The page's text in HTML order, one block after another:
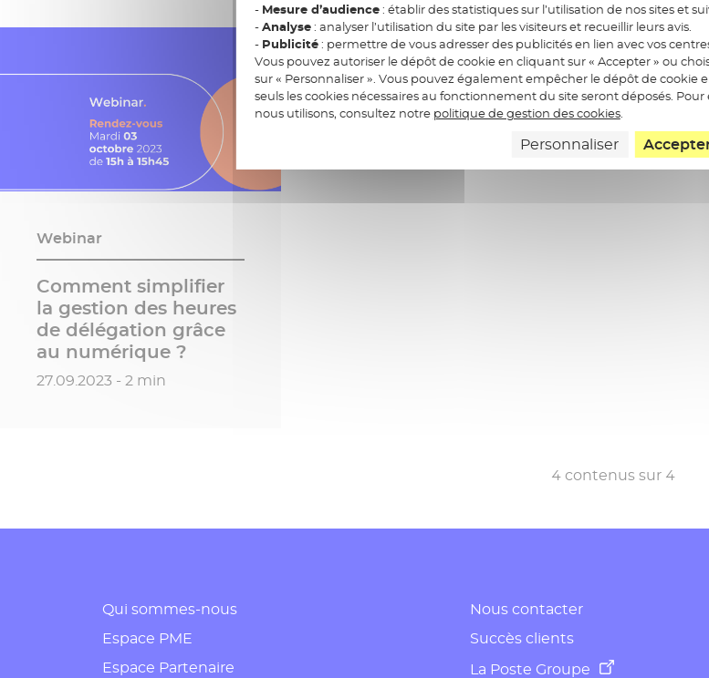
Webinar
Comment simplifier
la gestion des heures
de délégation grâce
au numérique ?
Date de publication
27.09.2023 - 2 min
4 contenus sur 4
Qui sommes-nous
Espace PME
Espace Partenaire
Nous contacter
Succès clients
La Poste Groupe
- Mesure d’audience: établir des statistiques sur l’utilisation de nos sites et
-Analyse: analyser l’utilisation du site par les visiteurs et recueillir leurs avis.
- Publicité: permettre de vous adresser des publicités en lien avec vos
Vous pouvez autoriser le dépôt de cookie en cliquant sur « Accepter » ou
sur « Personnaliser ». Vous pouvez également empêcher le dépôt de cookie
seuls les cookies nécessaires au fonctionnement du site seront déposés.
nous utilisons, consultez notre politique de gestion des cookies.
Personnaliser